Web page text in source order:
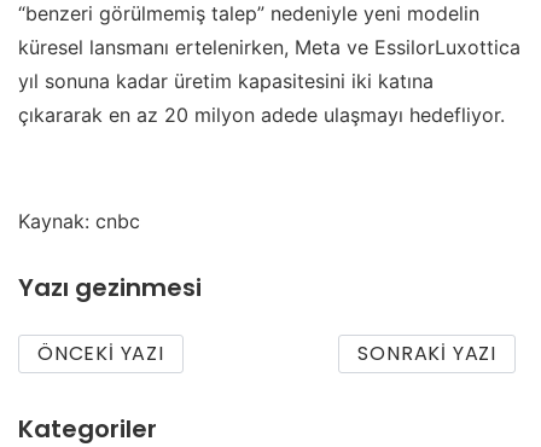
“benzeri görülmemiş talep” nedeniyle yeni modelin
küresel lansmanı ertelenirken, Meta ve EssilorLuxottica
yıl sonuna kadar üretim kapasitesini iki katına
çıkararak en az 20 milyon adede ulaşmayı hedefliyor.
Kaynak: cnbc
Yazı gezinmesi
ÖNCEKI YAZI SONRAKI YAZI
Kategoriler